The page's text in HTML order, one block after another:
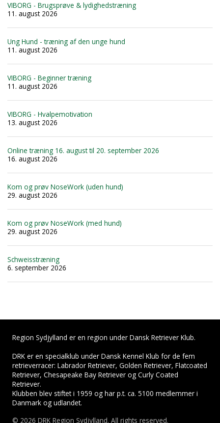
VIBORG - Brugsprøve & lydighedstræning
11. august 2026
Ung Hund - træning af den unge hund
11. august 2026
VIBORG - Beginner træning
11. august 2026
VIBORG - Hvalpemotivation
13. august 2026
Online træning 16. august til 20. september 2026
16. august 2026
Kom og prøv NoseWork (uden hund)
29. august 2026
Kom og prøv NoseWork (med hund)
29. august 2026
Schweisstræning
6. september 2026
Region Sydjylland er en region under Dansk Retriever Klub.
DRK er en specialklub under Dansk Kennel Klub for de fem
retrieverracer: Labrador Retriever, Golden Retriever, Flatcoated
Retriever, Chesapeake Bay Retriever og Curly Coated
Retriever.
Klubben blev stiftet i 1959 og har p.t. ca. 5100 medlemmer i
Danmark og udlandet.
© 2026 DRK Region Sydjylland. All rights reserved.